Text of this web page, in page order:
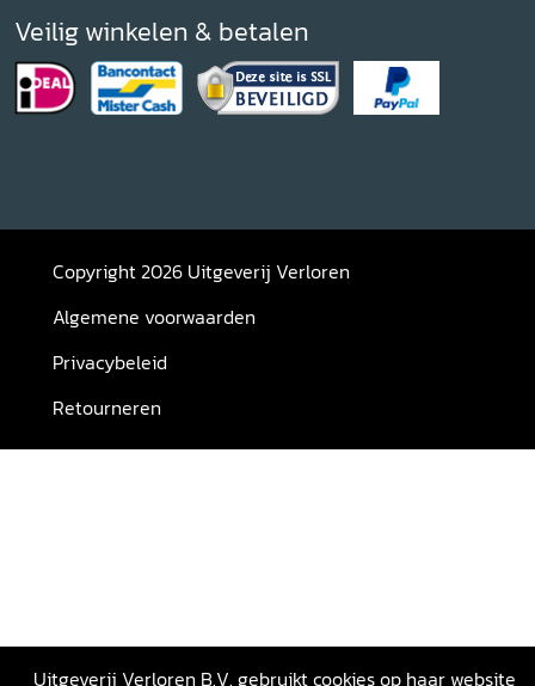
Veilig winkelen & betalen
Copyright 2026 Uitgeverij Verloren
Algemene voorwaarden
Privacybeleid
Retourneren
Uitgeverij Verloren B.V. gebruikt cookies op haar website